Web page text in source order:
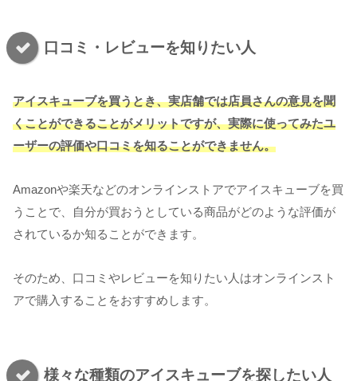
口コミ・レビューを知りたい人
アイスキューブを買うとき、実店舗では店員さんの意見を聞
くことができることがメリットですが、実際に使ってみたユ
ーザーの評価や口コミを知ることができません。
Amazonや楽天などのオンラインストアでアイスキューブを買
うことで、自分が買おうとしている商品がどのような評価が
されているか知ることができます。
そのため、口コミやレビューを知りたい人はオンラインスト
アで購入することをおすすめします。
様々な種類のアイスキューブを探したい人